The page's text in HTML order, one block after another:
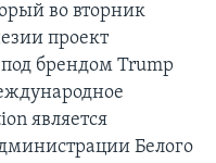
во вторник
проект
под брендом Trump
является
Белого